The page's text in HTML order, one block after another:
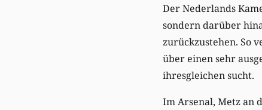
Der Nederlands
sondern darüber
zurückzustehen. So
über einen sehr
ihresgleichen sucht.
Im Arsenal, Metz an